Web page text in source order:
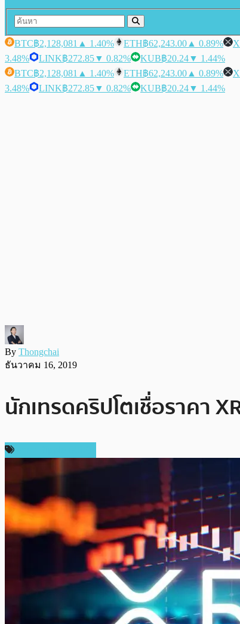
BTC฿2,128,081 ▲ 1.40% ETH฿62,243.00 ▲ 0.89%
3.48%
LINK฿272.85▼ 0.82% KUB฿20.24▼ 1.44%
BTC฿2,128,081 ▲ 1.40% ETH฿62,243.00 ▲ 0.89%
3.48%
LINK฿272.85▼ 0.82% KUB฿20.24▼ 1.44%
By Thongchai
ธันวาคม 16, 2019
นักเทรดคริปโตเชื่อราคา